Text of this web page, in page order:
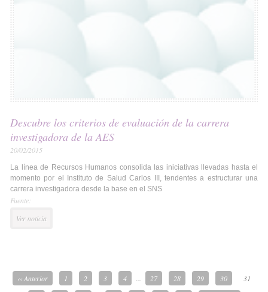
Descubre los criterios de evaluación de la carrera
investigadora de la AES
20/02/2015
La línea de Recursos Humanos consolida las iniciativas llevadas hasta el
momento por el Instituto de Salud Carlos III, tendentes a estructurar una
carrera investigadora desde la base en el SNS
Fuente:
Ver noticia
‹‹ Anterior 1 2 3 4 27 28 29 30
31